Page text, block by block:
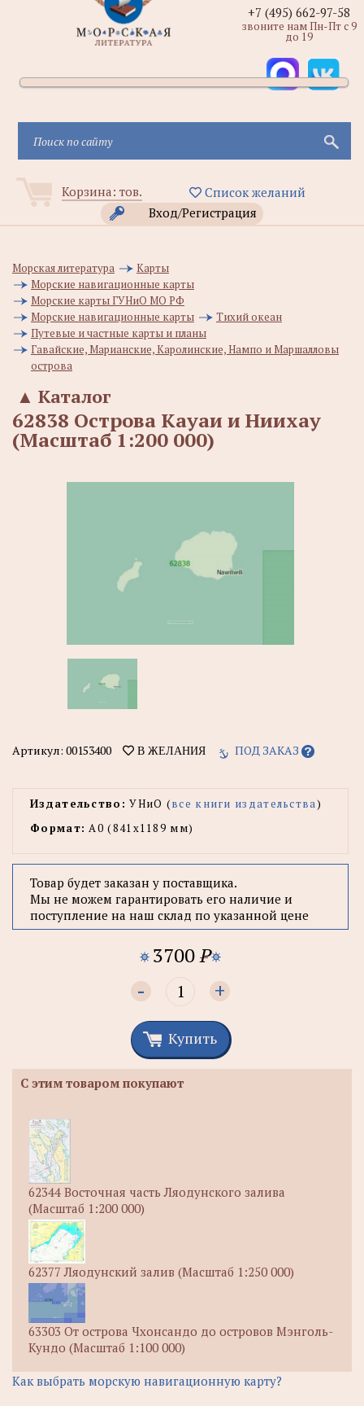
Корзина: тов.
Список желаний
Вход/Регистрация
+7 (495) 662-97-58
звоните нам Пн-Пт с 9
до 19
Морская литература
Карты
Морские навигационные карты
Морские карты ГУНиО МО РФ
Морские навигационные карты
Тихий океан
Путевые и частные карты и планы
Гавайские, Марианские, Каролинские, Нампо и Маршалловы
острова
Каталог
▲
62838 Острова Кауаи и Ниихау
(Масштаб 1:200 000)
Артикул: 00153400 В ЖЕЛАНИЯ ПОД ЗАКАЗ
Издательство: УНиО (все книги издательства)
Формат: А0 (841x1189 мм)
Товар будет заказан у поставщика.
Мы не можем гарантировать его наличие и
поступление на наш склад по указанной цене
3700P
- +
Купить
С этим товаром покупают
62344 Восточная часть Ляодунского залива
(Масштаб 1:200 000)
62377 Ляодунский залив (Масштаб 1:250 000)
63303 От острова Чхонсандо до островов Мэнголь-
Кундо (Масштаб 1:100 000)
Как выбрать морскую навигационную карту?